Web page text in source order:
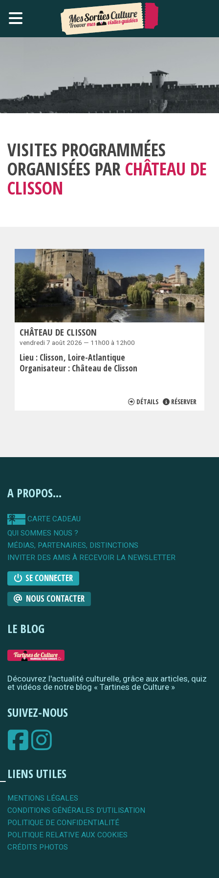
VISITES PROGRAMMÉES
ORGANISÉES PAR CHÂTEAU DE
CLISSON
CHÂTEAU DE CLISSON
vendredi 7 août 2026 — 11h00 à 12h00
Lieu : Clisson Loire-Atlantique
Organisateur : Château de Clisson
DÉTAILS RÉSERVER
A PROPOS...
CARTE CADEAU
QUI SOMMES NOUS ?
MÉDIAS, PARTENAIRES, DISTINCTIONS
INVITER DES AMIS À RECEVOIR LA NEWSLETTER
SE CONNECTER
NOUS CONTACTER
LE BLOG
Découvrez l'actualité culturelle, grâce aux articles, quiz
et vidéos de notre blog « Tartines de Culture »
SUIVEZ-NOUS
LIENS UTILES
MENTIONS LÉGALES
CONDITIONS GÉNÉRALES D'UTILISATION
POLITIQUE DE CONFIDENTIALITÉ
POLITIQUE RELATIVE AUX COOKIES
CRÉDITS PHOTOS